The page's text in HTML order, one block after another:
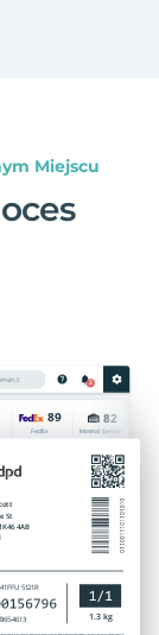
Miejscu